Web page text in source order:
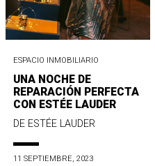
ESPACIO INMOBILIARIO
UNA NOCHE DE
REPARACIÓN PERFECTA
CON ESTÉE LAUDER
DE ESTÉE LAUDER
11 SEPTIEMBRE, 2023